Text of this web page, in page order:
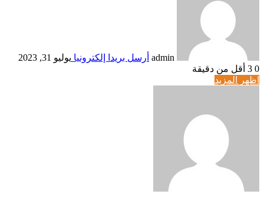
admin أرسل بريدا إلكترونيا يوليو 31, 2023
0
أقل من دقيقة
اظهر المزيد